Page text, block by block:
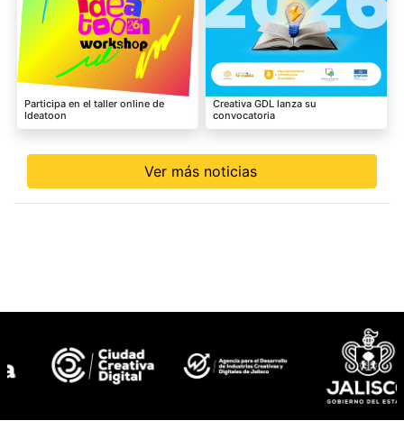
Participa en el taller online de
Ideatoon
Creativa GDL lanza su
convocatoria
Ver más noticias